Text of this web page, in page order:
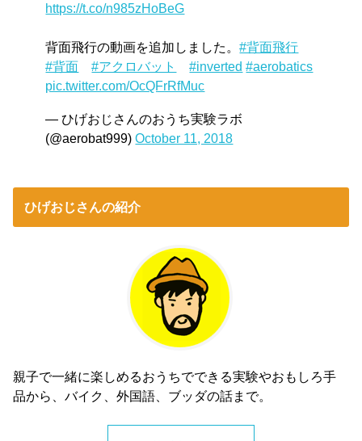
https://t.co/n985zHoBeG
背面飛行の動画を追加しました。#背面飛行
#背面
#アクロバット #inverted #aerobatics
pic.twitter.com/OcQFrRfMuc
— ひげおじさんのおうち実験ラボ
(@aerobat999)October 11, 2018
ひげおじさんの紹介
親子で一緒に楽しめるおうちでできる実験やおもしろ手
品から、バイク、外国語、ブッダの話まで。